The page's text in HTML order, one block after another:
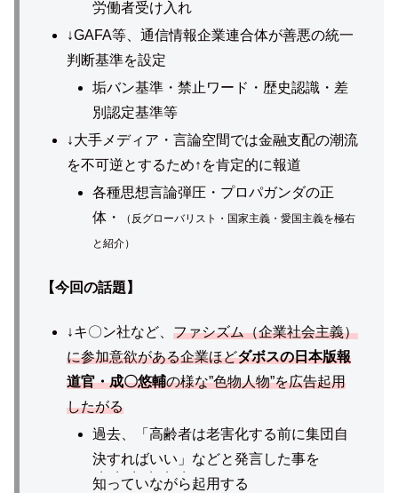
労働者受け入れ
↓GAFA等、通信情報企業連合体が善悪の統一
判断基準を設定
垢バン基準・禁止ワード・歴史認識・差
別認定基準等
↓大手メディア・言論空間では金融支配の潮流
を不可逆とするため↑を肯定的に報道
各種思想言論弾圧・プロパガンダの正
体・
（反グローバリスト・ 国家主義・愛国主義を極右
と紹介）
【今回の話題】
↓キ〇ン社など、ファシズム（企業社会主義）
に参加意欲がある企業ほどダボスの日本版報
道官・成〇悠輔の様な”色物人物”を広告起用
したがる
過去、「高齢者は老害化する前に集団自
決すればいい」などと発言した事を
知っていながら
・・・・・・
起用する